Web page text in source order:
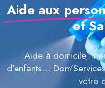
Aide aux
et
Aide à domicile,
d’enfants…
votre